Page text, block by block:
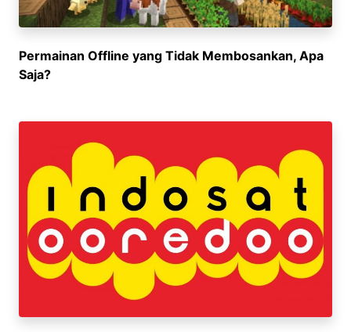
Permainan Offline yang Tidak Membosankan, Apa
Saja?